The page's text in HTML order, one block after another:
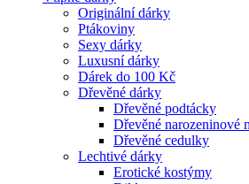
Originální dárky
Ptákoviny
Sexy dárky
Luxusní dárky
Dárek do 100 Kč
Dřevěné dárky
Dřevěné podtácky
Dřevěné narozeninové
Dřevěné cedulky
Lechtivé dárky
Erotické kostýmy